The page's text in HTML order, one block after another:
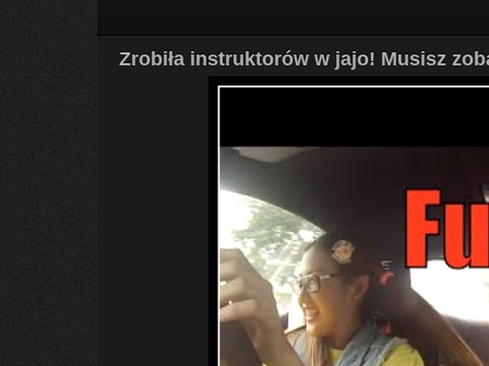
Zrobiła instruktorów w jajo! Musisz